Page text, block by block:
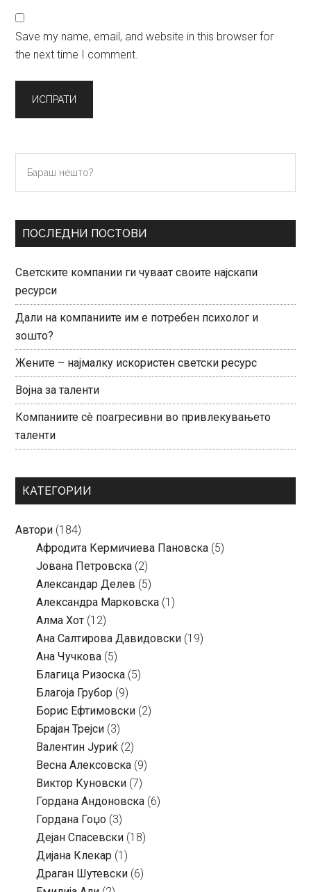
Save my name, email, and website in this browser for
the next time I comment.
Primary
Sidebar
нешто?
ПОСЛЕДНИ ПОСТОВИ
Светските компании ги чуваат своите најскапи
ресурси
Дали на компаниите им е потребен психолог и
зошто?
Жените – најмалку искористен светски ресурс
Војна за таленти
Компаниите сè поагресивни во привлекувањето
таленти
КАТЕГОРИИ
Автори (184)
Aфродита Кермичиева Пановска (5)
Јована Петровска (2)
Александар Делев (5)
Александра Марковска (1)
Алма Хот (12)
Ана Салтирова Давидовски (19)
Ана Чучкова (5)
Благица Ризоска (5)
Благоја Грубор (9)
Борис Ефтимовски (2)
Брајан Трејси (3)
Валентин Јуриќ (2)
Весна Алексовска (9)
Виктор Куновски (7)
Гордана Андоновска (6)
Гордана Гоџо (3)
Дејан Спасевски (18)
Дијана Клекар (1)
Драган Шутевски (6)